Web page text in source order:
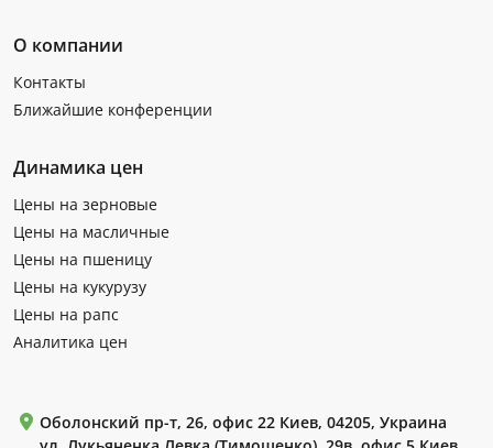
О компании
Контакты
Ближайшие конференции
Динамика цен
Цены на зерновые
Цены на масличные
Цены на пшеницу
Цены на кукурузу
Цены на рапс
Аналитика цен
Оболонский пр-т, 26, офис 22 Киев, 04205, Украина